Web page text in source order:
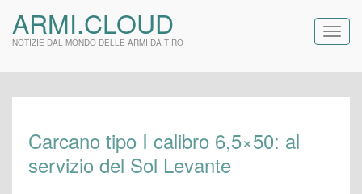
ARMI.CLOUD
NOTIZIE DAL MONDO DELLE ARMI DA TIRO
Carcano tipo I calibro 6,5×50: al
servizio del Sol Levante